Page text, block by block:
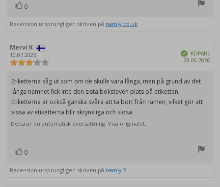
Rösta
0
Recension ursprungligen skriven på namly.co.uk
Recensionsförfattare:
Mervi K
10.07.2026
utav
5
stjärnor
Bekräftad
KÖPARE
28.06.2026
Recensionstext:
Etiketterna såg ut som om de skulle vara långa, men på grund av det
långa namnet fick inte den sista bokstaven plats på etiketten.
Etiketterna är också ganska svåra att ta bort från ramen, vilket gör att
vissa av etiketterna blir skrynkliga och slösa.
Detta är en automatisk översättning. Visa originalet.
Rösta
0
Recension ursprungligen skriven på namly.fi